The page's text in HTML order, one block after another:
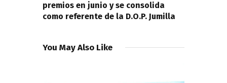
premios en junio y se consolida
como referente de la D.O.P. Jumilla
You May Also Like